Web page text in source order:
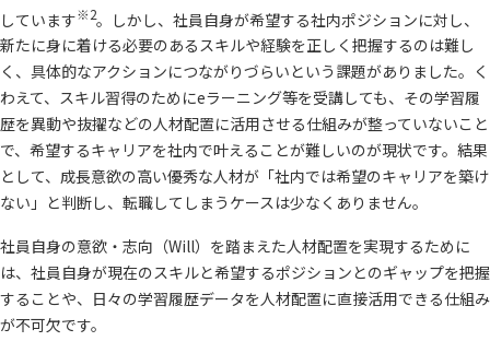
しています※2。しかし、社員自身が希望する社内ポジションに対し、
新たに身に着ける必要のあるスキルや経験を正しく把握するのは難し
く、具体的なアクションにつながりづらいという課題がありました。く
わえて、スキル習得のためにeラーニング等を受講しても、その学習履
歴を異動や抜擢などの人材配置に活用させる仕組みが整っていないこと
で、希望するキャリアを社内で叶えることが難しいのが現状です。結果
として、成長意欲の高い優秀な人材が「社内では希望のキャリアを築け
ない」と判断し、転職してしまうケースは少なくありません。
社員自身の意欲・志向（Will）を踏まえた人材配置を実現するために
は、社員自身が現在のスキルと希望するポジションとのギャップを把握
することや、日々の学習履歴データを人材配置に直接活用できる仕組み
が不可欠です。